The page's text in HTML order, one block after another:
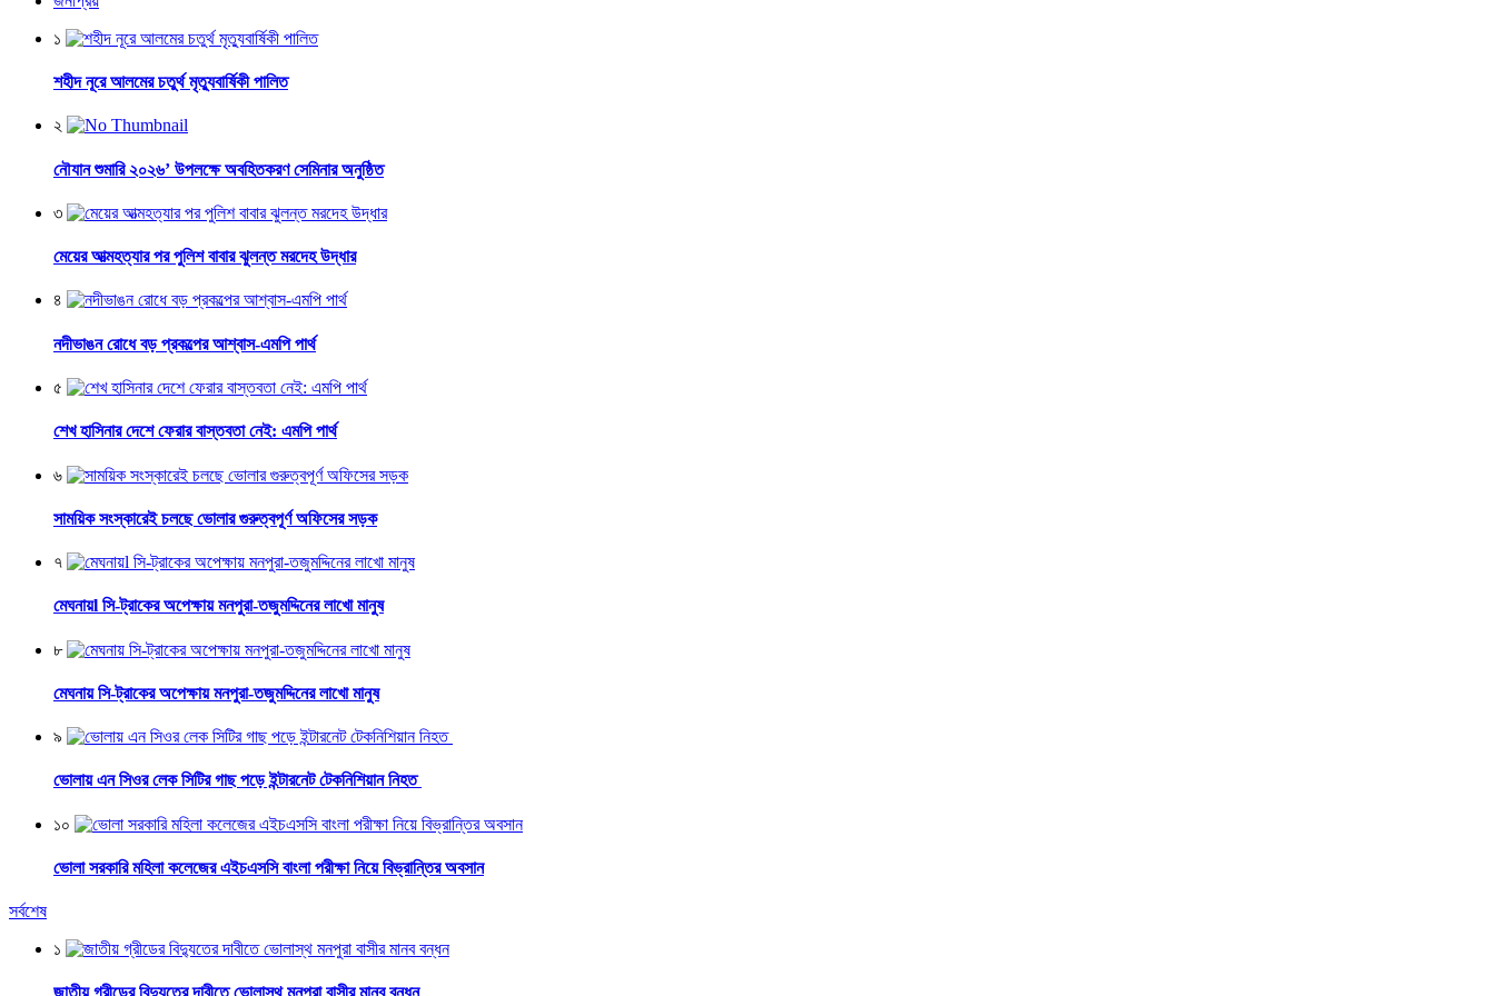
১
শহীদ নূরে আলমের চতুর্থ মৃত্যুবার্ষিকী পালিত
২
নৌযান শুমারি ২০২৬’ উপলক্ষে অবহিতকরণ সেমিনার অনুষ্ঠিত
৩
মেয়ের আত্মহত্যার পর পুলিশ বাবার ঝুলন্ত মরদেহ উদ্ধার
৪
নদীভাঙন রোধে বড় প্রকল্পের আশ্বাস-এমপি পার্থ
৫
শেখ হাসিনার দেশে ফেরার বাস্তবতা নেই: এমপি পার্থ
৬
সাময়িক সংস্কারেই চলছে ভোলার গুরুত্বপূর্ণ অফিসের সড়ক
৭
মেঘনায়l সি-ট্রাকের অপেক্ষায় মনপুরা-তজুমদ্দিনের লাখো মানুষ
৮
মেঘনায় সি-ট্রাকের অপেক্ষায় মনপুরা-তজুমদ্দিনের লাখো মানুষ
৯
ভোলায় এন সিওর লেক সিটির গাছ পড়ে ইন্টারনেট টেকনিশিয়ান নিহত
১০
ভোলা সরকারি মহিলা কলেজের এইচএসসি বাংলা পরীক্ষা নিয়ে বিভ্রান্তির অবসান
সর্বশেষ
১